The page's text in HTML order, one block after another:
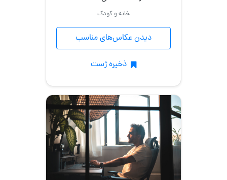
خانه و کودک
دیدن عکاس‌های مناسب
ذخیره ژست